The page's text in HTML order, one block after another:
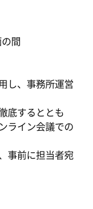
間
し、事務所運営
底するととも
ライン会議での
事前に担当者宛